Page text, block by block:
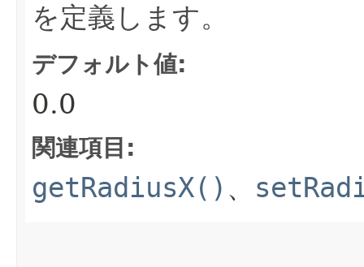
を定義します。
デフォルト値:
0.0
関連項目:
getRadiusX() 、